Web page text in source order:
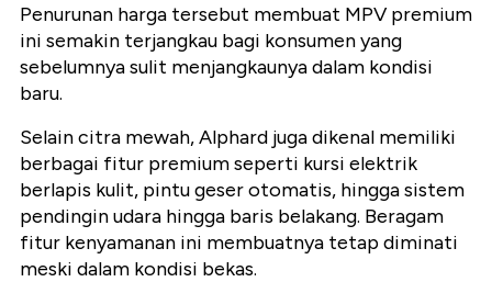
Penurunan harga tersebut membuat MPV premium
ini semakin terjangkau bagi konsumen yang
sebelumnya sulit menjangkaunya dalam kondisi
baru.
Selain citra mewah, Alphard juga dikenal memiliki
berbagai fitur premium seperti kursi elektrik
berlapis kulit, pintu geser otomatis, hingga sistem
pendingin udara hingga baris belakang. Beragam
fitur kenyamanan ini membuatnya tetap diminati
meski dalam kondisi bekas.